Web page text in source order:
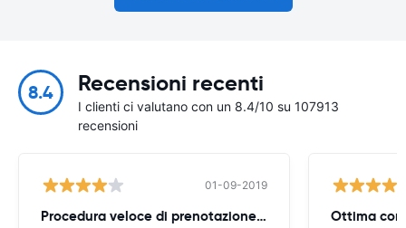
8.4 Recensioni recenti
I clienti ci valutano con un 8.4/10 su 107913
recensioni
01-09-2019
Procedura veloce di prenotazione e